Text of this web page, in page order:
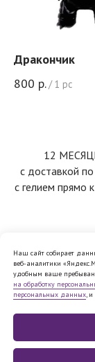
Дракончик
800 р./ 1 pc
12
с доставкой
с гелием прямо
Политика
данных
Согласие на
данных
Наш сайт собирает
веб-аналитики
удобным ваше
на обработку
персональных данных, и